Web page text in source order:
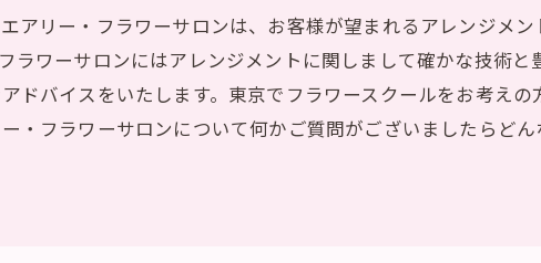
アリー・フラワーサロンは、お客様が望まれるアレンジメ
ラワーサロンにはアレンジメントに関しまして確かな技術
ドバイスをいたします。東京でフラワースクールをお考え
・フラワーサロンについて何かご質問がございましたらど